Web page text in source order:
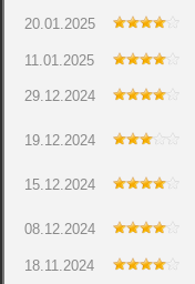
20.01.2025
11.01.2025
29.12.2024
19.12.2024
15.12.2024
08.12.2024
18.11.2024